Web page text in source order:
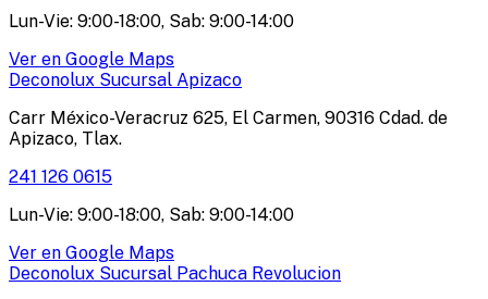
Lun-Vie: 9:00-18:00, Sab: 9:00-14:00
Ver en Google Maps
Deconolux Sucursal Apizaco
Carr México-Veracruz 625, El Carmen, 90316 Cdad. de
Apizaco, Tlax.
241 126 0615
Lun-Vie: 9:00-18:00, Sab: 9:00-14:00
Ver en Google Maps
Deconolux Sucursal Pachuca Revolucion